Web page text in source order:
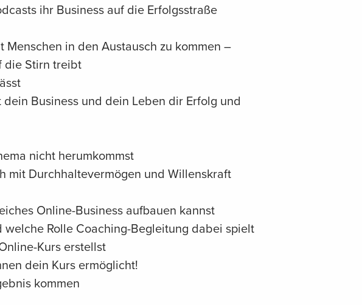
ihr Business auf die Erfolgsstraße
in den Austausch zu kommen –
die Stirn treibt
Business und dein Leben dir Erfolg und
nicht herumkommst
mit Durchhaltevermögen und Willenskraft
Online-Business aufbauen kannst
Rolle Coaching-Begleitung dabei spielt
Kurs erstellst
dein Kurs ermöglicht!
kommen